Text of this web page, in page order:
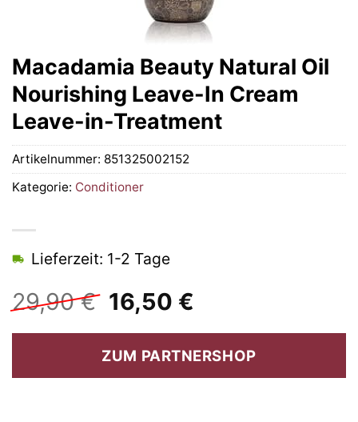
Macadamia Beauty Natural Oil
Nourishing Leave-In Cream
Leave-in-Treatment
29,90€ Ursprünglicher
Preis
war:
29,90 €
16,50 €
ist:
16,50 €.
Lieferzeit: 1-2 Tage
ZUM PARTNERSHOP
Artikelnummer: 851325002152
Kategorie: Conditioner